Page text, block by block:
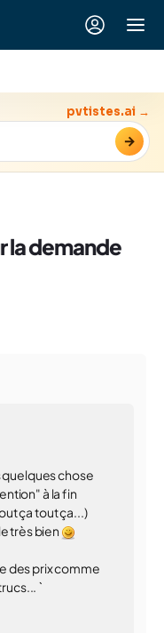
→
pvtistes.ai →
la demande
quelques chose
à la fin
ça tout ça...)
très bien
des prix comme
`